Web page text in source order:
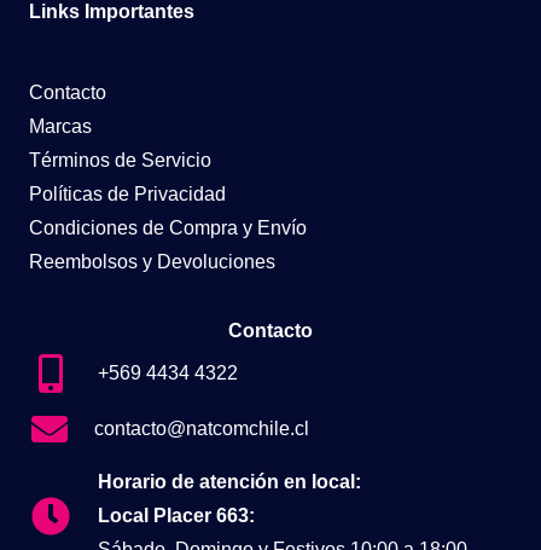
Links Importantes
Contacto
Marcas
Términos de Servicio
Políticas de Privacidad
Condiciones de Compra y Envío
Reembolsos y Devoluciones
Contacto
+569 4434 4322
contacto@natcomchile.cl
Horario de atención en local:
Local Placer 663: